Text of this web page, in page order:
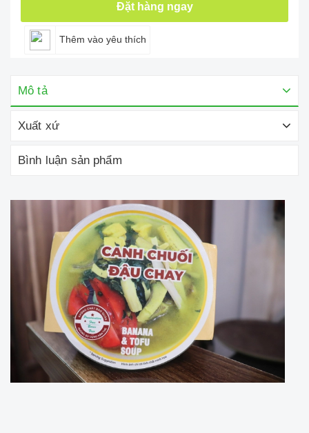
Đặt hàng ngay
Thêm vào yêu thích
Mô tả
Xuất xứ
Bình luận sản phẩm